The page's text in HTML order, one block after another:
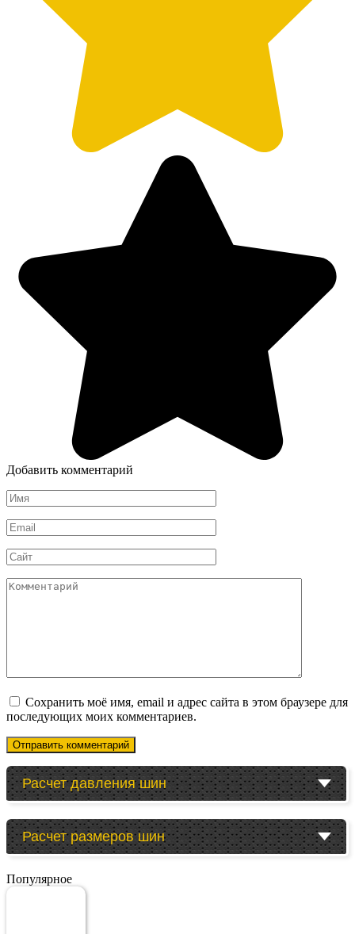
Добавить комментарий
Имя
*
Email
*
Сайт
Комментарий
Сохранить моё имя, email и адрес сайта в этом браузере для
последующих моих комментариев.
Расчет давления шин
Расчет размеров шин
Популярное